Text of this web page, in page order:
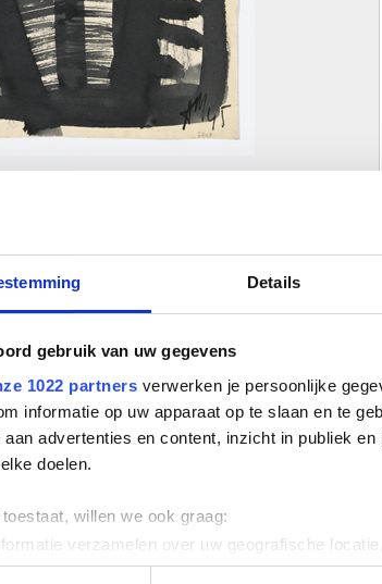
Details
gebruik van uw gegevens
1022 partners verwerken je persoonlijke
informatie op uw apparaat op te slaan en te
aan advertenties en content, inzicht in publiek
doelen.
willen we ook graag:
verzamelen over uw geografische
apparaat identificeren door het actief te
van België, Brussel / foto : J. Geleyns - Art Photography
KUNSTENAAR
Afbeelding niet beschikbaar